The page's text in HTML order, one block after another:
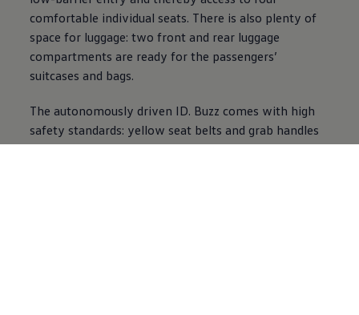
comfortable individual seats. There is also plenty of
space for luggage: two front and rear luggage
compartments are ready for the passengers’
suitcases and bags.
The autonomously driven ID. Buzz comes with high
safety standards: yellow seat belts and grab handles
ensure fast orientation. Tactile elements, Braille